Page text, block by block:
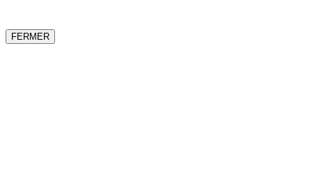
FERMER